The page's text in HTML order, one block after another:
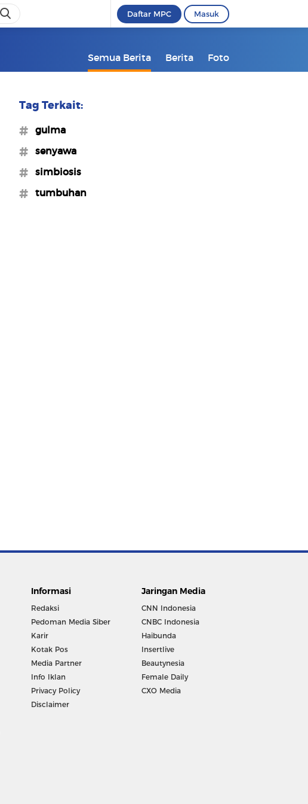
Daftar MPC Masuk
Semua Berita Berita Foto
Tag Terkait:
#gulma
#senyawa
#simbiosis
#tumbuhan
Informasi
Redaksi
Pedoman Media Siber
Karir
Kotak Pos
Media Partner
Info Iklan
Privacy Policy
Disclaimer
Jaringan Media
CNN Indonesia
CNBC Indonesia
Haibunda
Insertlive
Beautynesia
Female Daily
CXO Media